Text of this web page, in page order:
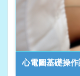
心電圖基礎操